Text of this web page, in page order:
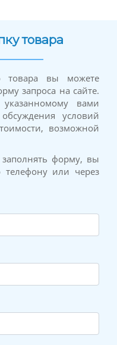
товара
товара вы можете
запроса на сайте.
вами
условий
возможной
форму, вы
телефону или через